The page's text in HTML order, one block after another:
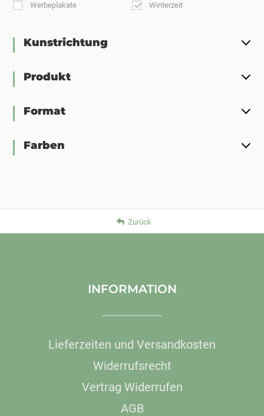
Werbeplakate Winterzeit
Kunstrichtung
Produkt
Format
Farben
Zurück
INFORMATION
Lieferzeiten und Versandkosten
Widerrufsrecht
Vertrag Widerrufen
AGB